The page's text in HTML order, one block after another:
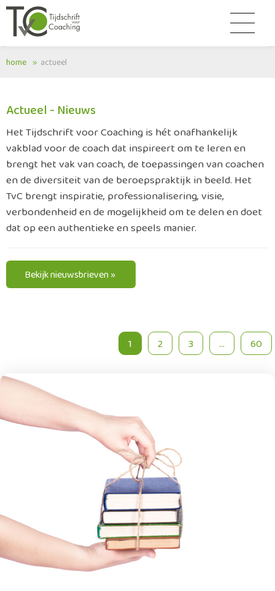
home actueel
Actueel - Nieuws
Het Tijdschrift voor Coaching is hét onafhankelijk
vakblad voor de coach dat inspireert om te leren en
brengt het vak van coach, de toepassingen van coachen
en de diversiteit van de beroepspraktijk in beeld. Het
TvC brengt inspiratie, professionalisering, visie,
verbondenheid en de mogelijkheid om te delen en doet
dat op een authentieke en speels manier.
Bekijk nieuwsbrieven »
1 2 3 ... 60